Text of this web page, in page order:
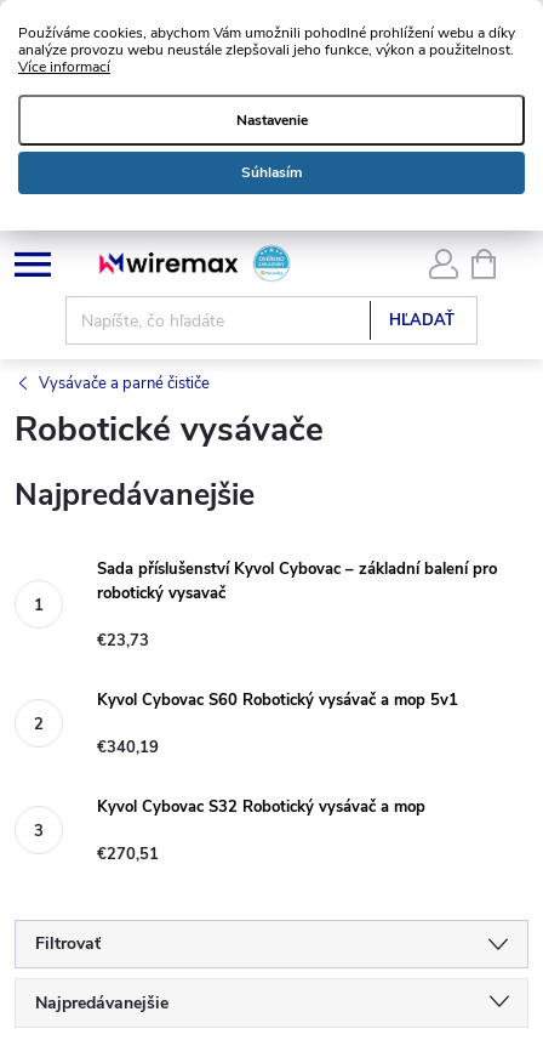
Používáme cookies, abychom Vám umožnili pohodlné prohlížení webu a díky
analýze provozu webu neustále zlepšovali jeho funkce, výkon a použitelnost.
Více informací
Nastavenie
Súhlasím
Prejsť
na
HĽADAŤ
KOŠÍK
Vysávače a parné čističe
Robotické vysávače
Najpredávanejšie
Sada příslušenství Kyvol Cybovac – základní balení pro
robotický vysavač
€23,73
Kyvol Cybovac S60 Robotický vysávač a mop 5v1
€340,19
Kyvol Cybovac S32 Robotický vysávač a mop
€270,51
Filtrovať
R
Najpredávanejšie